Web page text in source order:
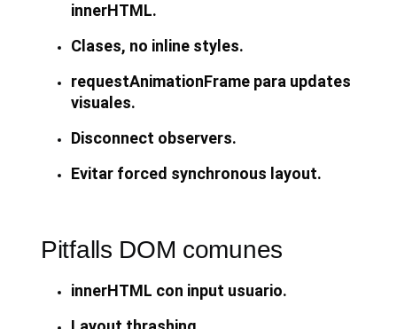
innerHTML.
Clases, no inline styles.
requestAnimationFrame para updates
visuales.
Disconnect observers.
Evitar forced synchronous layout.
Pitfalls DOM comunes
innerHTML con input usuario.